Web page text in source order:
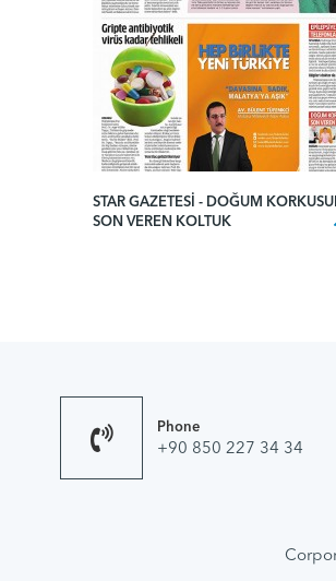
STAR GAZETESI - DOĞUM
SON VEREN KOLTUK
Phone
+90 850 227 34 34